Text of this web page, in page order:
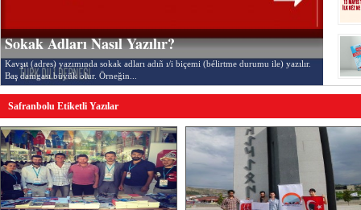
Sokak Adları Nasıl Yazılır?
Kavşıt (adres) yazımında sokak adları adıñ ı/i biçemi (bélirtme durumu ile) yazılır.
Baş damgası büyük olur. Örneğin...
Safranbolu Etiketli Yazılar